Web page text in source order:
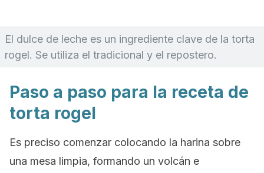
El dulce de leche es un ingrediente clave de la torta
rogel. Se utiliza el tradicional y el repostero.
Paso a paso para la receta de
torta rogel
Es preciso comenzar colocando la harina sobre
una mesa limpia, formando un volcán e